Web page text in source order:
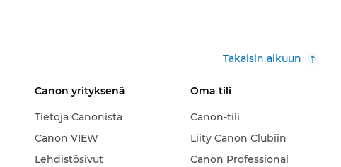
Takaisin alkuun
Canon yrityksenä
Tietoja Canonista
Canon VIEW
Lehdistösivut
Oma tili
Canon-tili
Liity Canon Clubiin
Canon Professional